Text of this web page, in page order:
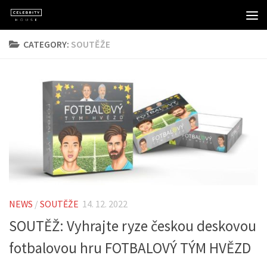
Skip to content
CATEGORY: SOUTĚŽE
NEWS / SOUTĚŽE 14. 12. 2022
SOUTĚŽ: Vyhrajte ryze českou deskovou
fotbalovou hru FOTBALOVÝ TÝM HVĚZD